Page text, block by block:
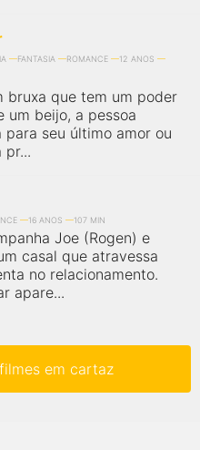
FANTASIA ROMANCE
12 ANOS
bruxa que tem um poder
um beijo, a pessoa
seu último amor ou
pr...
16 ANOS 107 MIN
Joe (Rogen) e
casal que atravessa
no relacionamento.
apare...
em cartaz